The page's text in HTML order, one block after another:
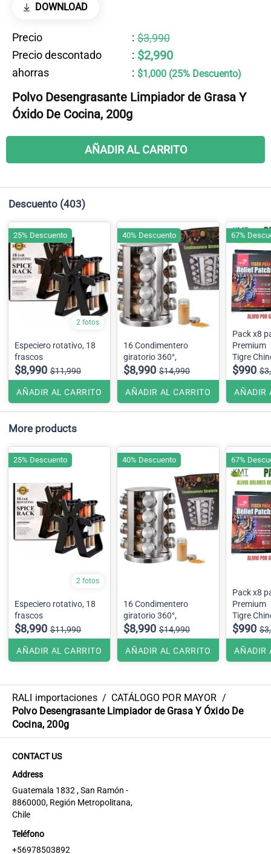
DOWNLOAD
Precio : $3,990
Precio descontado
: $2,990
ahorras : $1,000 (25% Descuento)
Polvo Desengrasante Limpiador de Grasa Y
Óxido De Cocina, 200g
AÑADIR AL CARRITO
Descuento (403)
2 fotos
Especiero rotativo, 18
frascos
$8,990 $11,990
AÑADIR AL CARRITO
25% Descuento
16 Condimentero
giratorio 360°,
$8,990 $14,990
AÑADIR AL CARRITO
40% Descuento
Pack x8
Premium
Tigre
de
cuello y
$990
AÑADIR
67%
More products
2 fotos
Especiero rotativo, 18
frascos
$8,990 $11,990
AÑADIR AL CARRITO
25% Descuento
16 Condimentero
giratorio 360°,
$8,990 $14,990
AÑADIR AL CARRITO
40% Descuento
Pack x8
Premium
Tigre
de
cuello y
$990
AÑADIR
67%
RALI importaciones / CATÁLOGO POR MAYOR /
Polvo Desengrasante Limpiador de Grasa Y Óxido De
Cocina, 200g
CONTACT US
Address
Guatemala 1832 , San Ramón -
8860000, Región Metropolitana,
Chile
Teléfono
+56978503892